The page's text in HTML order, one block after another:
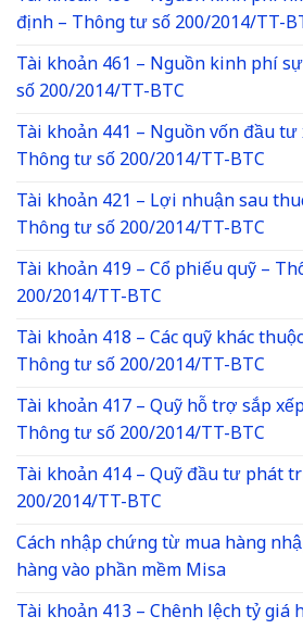
định – Thông tư số 200/2014/TT-
Tài khoản 461 – Nguồn kinh phí
số 200/2014/TT-BTC
Tài khoản 441 – Nguồn vốn đầu
Thông tư số 200/2014/TT-BTC
Tài khoản 421 – Lợi nhuận sau
Thông tư số 200/2014/TT-BTC
Tài khoản 419 – Cổ phiếu quỹ –
200/2014/TT-BTC
Tài khoản 418 – Các quỹ khác
Thông tư số 200/2014/TT-BTC
Tài khoản 417 – Quỹ hỗ trợ sắp
Thông tư số 200/2014/TT-BTC
Tài khoản 414 – Quỹ đầu tư phát
200/2014/TT-BTC
Cách nhập chứng từ mua hàng
hàng vào phần mềm Misa
Tài khoản 413 – Chênh lệch tỷ